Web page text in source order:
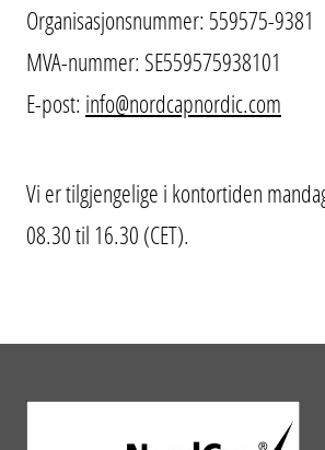
Organisasjonsnummer: 559575-9381
MVA-nummer: SE559575938101
E-post: info@nordcapnordic.com
Vi er tilgjengelige i kontortiden
08.30 til 16.30 (CET).